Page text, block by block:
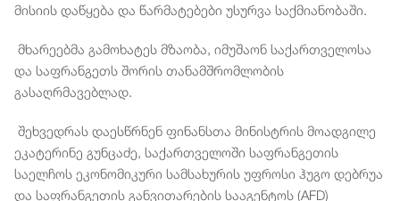
მისიის დაწყება და წარმატებები უსურვა საქმიანობაში.
მხარეებმა გამოხატეს მზაობა, იმუშაონ საქართველოსა
და საფრანგეთს შორის თანამშრომლობის
გასაღრმავებლად.
შეხვედრას დაესწრნენ ფინანსთა მინისტრის მოადგილე
ეკატერინე გუნცაძე, საქართველოში საფრანგეთის
საელჩოს ეკონომიკური სამსახურის უფროსი ჰუგო დებრუა
და საფრანგეთის განვითარების სააგენტოს (AFD)